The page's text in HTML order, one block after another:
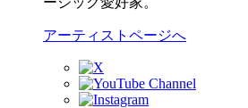
アーティストページへ